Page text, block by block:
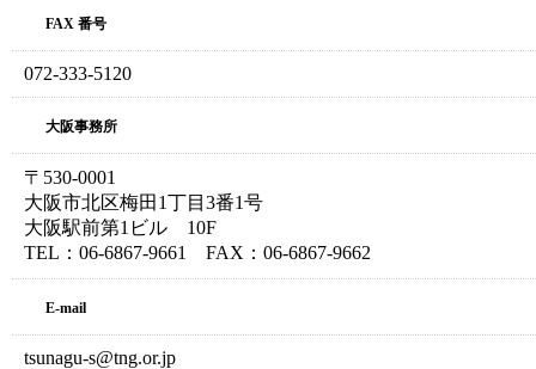
FAX 番号
072-333-5120
大阪事務所
〒530-0001
大阪市北区梅田1丁目3番1号
大阪駅前第1ビル 10F
TEL：06-6867-9661 FAX：06-6867-9662
E-mail
tsunagu-s@tng.or.jp